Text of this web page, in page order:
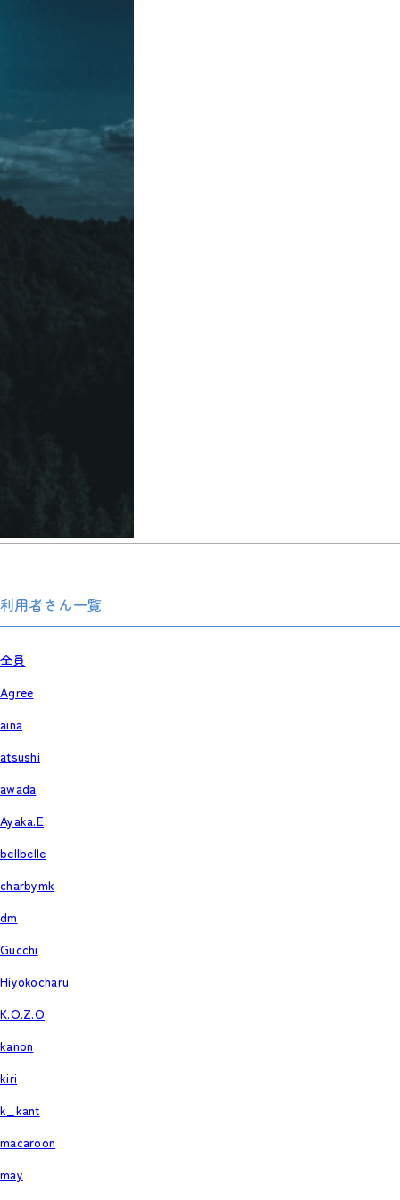
利用者さん一覧
全員
Agree
aina
atsushi
awada
Ayaka.E
bellbelle
charbymk
dm
Gucchi
Hiyokocharu
K.O.Z.O
kanon
kiri
k_kant
macaroon
may